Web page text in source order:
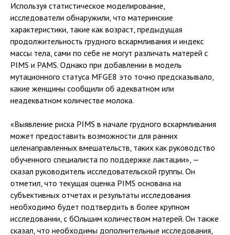
Используя статистическое моделирование,
исследователи обнаружили, что материнские
характеристики, такие как возраст, предыдущая
продолжительность грудного вскармливания и индекс
массы тела, сами по себе не могут различать матерей с
PIMS и PAMS. Однако при добавлении в модель
мутационного статуса MFGE8 это точно предсказывало,
какие женщины сообщили об адекватном или
неадекватном количестве молока.
«Выявление риска PIMS в начале грудного вскармливания
может предоставить возможности для ранних
целенаправленных вмешательств, таких как руководство
обученного специалиста по поддержке лактации», —
сказал руководитель исследовательской группы. Он
отметил, что текущая оценка PIMS основана на
субъективных отчетах и результаты исследования
необходимо будет подтвердить в более крупном
исследовании, с бОльшим количеством матерей. Он также
сказал, что необходимы дополнительные исследования,